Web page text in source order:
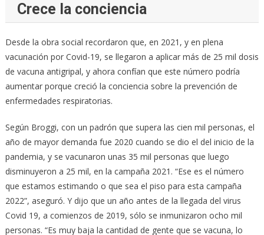
Crece la conciencia
Desde la obra social recordaron que, en 2021, y en plena
vacunación por Covid-19, se llegaron a aplicar más de 25 mil dosis
de vacuna antigripal, y ahora confían que este número podría
aumentar porque creció la conciencia sobre la prevención de
enfermedades respiratorias.
Según Broggi, con un padrón que supera las cien mil personas, el
año de mayor demanda fue 2020 cuando se dio el del inicio de la
pandemia, y se vacunaron unas 35 mil personas que luego
disminuyeron a 25 mil, en la campaña 2021. “Ese es el número
que estamos estimando o que sea el piso para esta campaña
2022”, aseguró. Y dijo que un año antes de la llegada del virus
Covid 19, a comienzos de 2019, sólo se inmunizaron ocho mil
personas. “Es muy baja la cantidad de gente que se vacuna, lo